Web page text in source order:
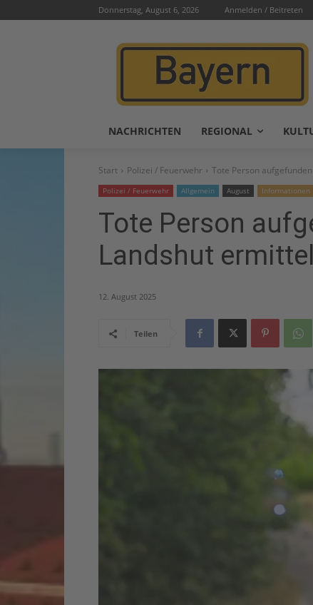
Donnerstag, August 6, 2026 Anmelden / Beitreten
NACHRICHTEN REGIONAL
Start Polizei / Feuerwehr Tote Person
Polizei / Feuerwehr Allgemein August Informationen
Tote Person
Landshut
12. August 2025
Teilen